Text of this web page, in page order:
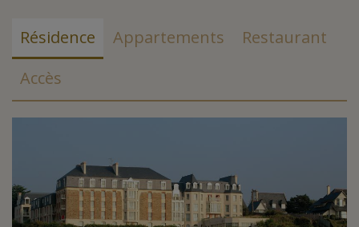
Résidence Appartements
Restaurant
Accès